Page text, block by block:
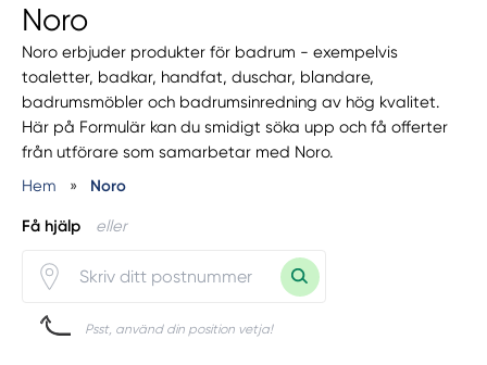
Noro
Noro erbjuder produkter för badrum - exempelvis
toaletter, badkar, handfat, duschar, blandare,
badrumsmöbler och badrumsinredning av hög kvalitet.
Här på Formulär kan du smidigt söka upp och få offerter
från utförare som samarbetar med Noro.
Hem
» Noro
Få hjälp eller
Psst, använd din position vetja!